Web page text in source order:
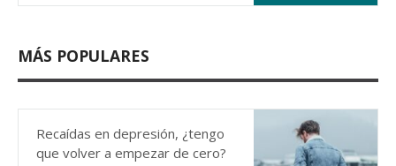
MÁS POPULARES
Recaídas en depresión, ¿tengo
que volver a empezar de cero?